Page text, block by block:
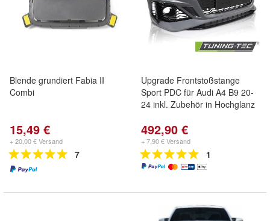
Blende grundiert Fabia II
Combi
15,49 €
+ 20,00 € Versand
7
Upgrade Frontstoßstange
Sport PDC für Audi A4 B9 20-
24 inkl. Zubehör in Hochglanz
492,90 €
+ 7,90 € Versand
1